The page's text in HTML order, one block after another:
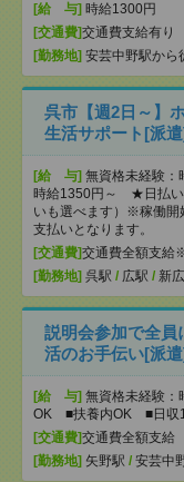
[給 与] 時給1300円
[交通費]交通費支給有り
[勤務地] 安芸中野駅から
呉市【週2日～】
生活サポート[派
[給 与] 無資格未経験
時給1350円～ ★日払い
いも選べます）※稼働開
支払いとなります。
[交通費]交通費全額支給
[勤務地] 呉駅 / 広駅 / 新
説明会参加で全員
活のお手伝い[派
[給 与] 無資格未経験
OK ■扶養内OK ■日収
[交通費]交通費全額支給
[勤務地] 矢野駅 / 安芸中